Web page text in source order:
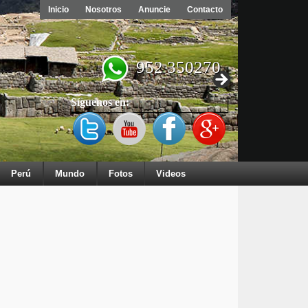
Inicio Nosotros Anuncie Contacto
952 350270
Síguenos en:
Perú Mundo Fotos Videos